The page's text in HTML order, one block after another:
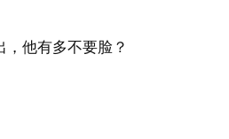
，他有多不要脸？